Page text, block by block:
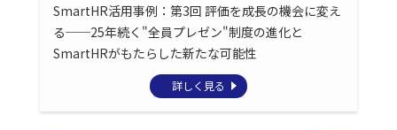
SmartHR活用事例：第3回 評価を成長の機会に変え
る──25年続く"全員プレゼン"制度の進化と
SmartHRがもたらした新たな可能性
詳しく見る